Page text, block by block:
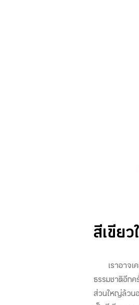
สีเขีย
เราอาจ
ธรรมชาติอีกค
ส่วนใหญ่ล้วนอ